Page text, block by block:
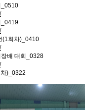
_0510
_0419
(1회차)_0410
배 대회_0328
)_0322